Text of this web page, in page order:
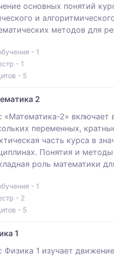
основных понятий
и
методов для
- 1
- 1
- 5
2
«Математика-2» включает
переменных,
часть курса в
Понятия и
роль математики
- 1
- 2
- 5
1
Физика 1 изучает